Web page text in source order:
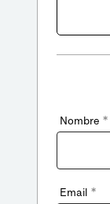
Nombre *
Email *